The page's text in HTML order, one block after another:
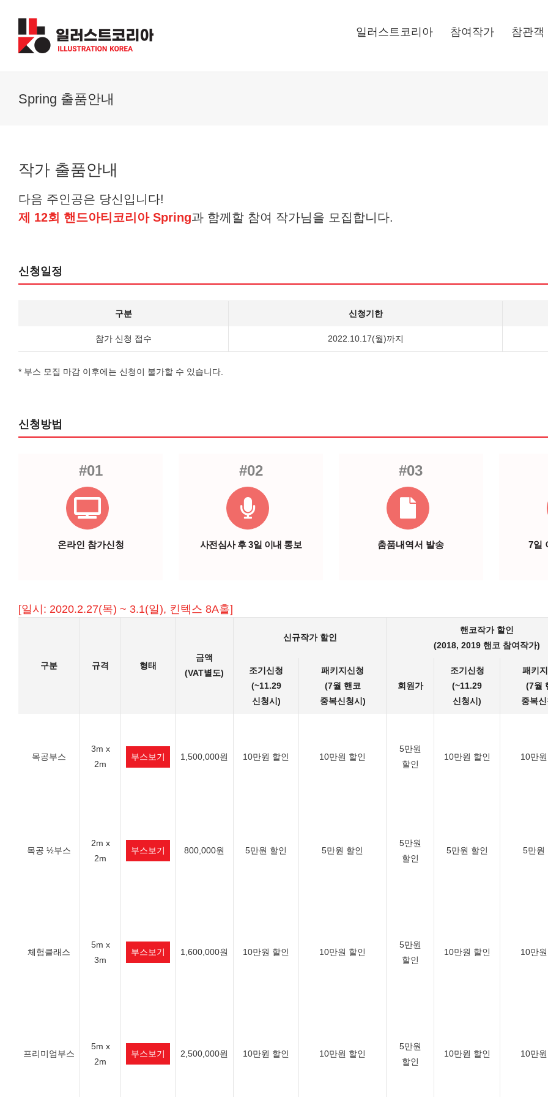
content
일러스트코리아 참여작가 참관객
Spring 출품안내
작가 출품안내
다음 주인공은 당신입니다!
제 12회 핸드아티코리아 Spring과 함께할 참여 작가님을 모집합니다.
신청일정
구분 신청기한
참가 신청 접수 2022.10.17(월)까지
* 부스 모집 마감 이후에는 신청이 불가할 수 있습니다.
신청방법
#01
온라인 참가신청
#02
사전심사 후 3일 이내 통보
#03
춤품내역서 발송 7일
[일시: 2020.2.27(목) ~ 3.1(일), 킨텍스 8A홀]
구분 규격 형태
금액
(VAT별도)
신규작가 할인
핸코작가 할인
(2018, 2019 핸코 참여작가)
조기신청
(~11.29
신청시)
패키지신청
(7월 핸코
중복신청시)
회원가
조기신청
(~11.29
신청시)
패키
(7월
중복
목공부스
3m x
2m
부스보기 1,500,000원 10만원 할인 10만원 할인
5만원
할인
10만원 할인 10만
목공 ½부스
2m x
2m
부스보기 800,000원 5만원 할인 5만원 할인
5만원
할인
5만원 할인 5만원
체험클래스
5m x
3m
부스보기 1,600,000원 10만원 할인 10만원 할인
5만원
할인
10만원 할인 10만
프리미엄부스
5m x
2m
부스보기 2,500,000원 10만원 할인 10만원 할인
5만원
할인
10만원 할인 10만